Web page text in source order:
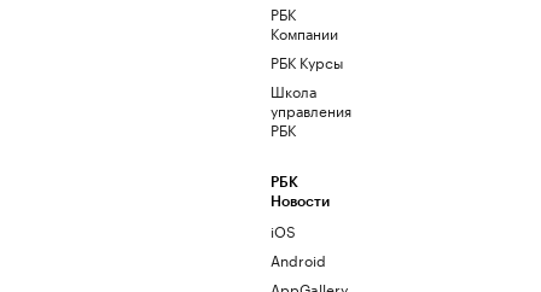
РБК
Компании
РБК Курсы
Школа
управления
РБК
РБК
Новости
iOS
Android